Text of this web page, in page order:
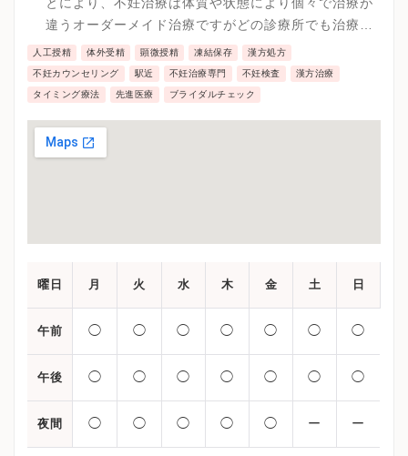
違うオーダーメイド治療ですがどの診療所でも治療な
どの対応が可能です。
人工授精 体外受精 顕微授精 凍結保存 漢方処方
不妊カウンセリング 駅近 不妊治療専門 不妊検査 漢方治療
タイミング療法 先進医療 ブライダルチェック
曜日 月 火 水 木 金 土 日
午前 ◯ ◯ ◯ ◯ ◯ ◯ ◯
午後 ◯ ◯ ◯ ◯ ◯ ◯ ◯
夜間 ◯ ◯ ◯ ◯ ◯ ー ー